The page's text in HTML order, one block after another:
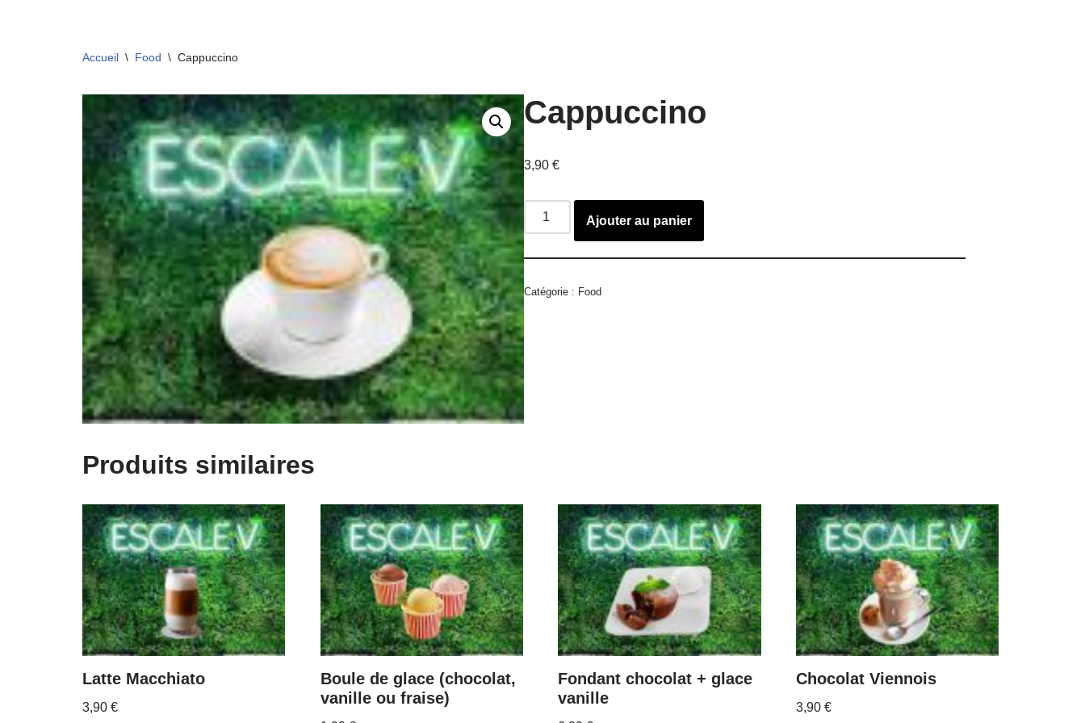
Accueil \ Food \ Cappuccino
Cappuccino
3,90€
Ajouter au panier
Catégorie : Food
Produits similaires
Latte Macchiato
3,90 €
Boule de glace (chocolat,
vanille ou fraise)
Fondant chocolat + glace
vanille
Chocolat Viennois
3,90€